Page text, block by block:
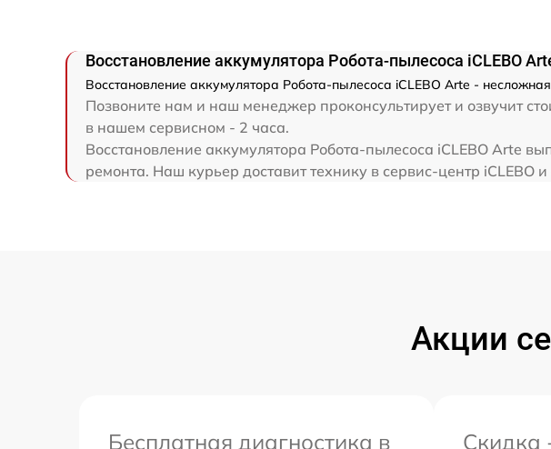
Восстановление аккумулятора Робота-пылесоса iCLEBO
Восстановление аккумулятора Робота-пылесоса iCLEBO Arte -
Позвоните нам и наш менеджер проконсультирует и озвучит
в нашем сервисном - 2 часа.
Восстановление аккумулятора Робота-пылесоса iCLEBO Arte
ремонта. Наш курьер доставит технику в сервис-центр iCLEBO и
Акции
Бесплатная диагностика в
Скидка